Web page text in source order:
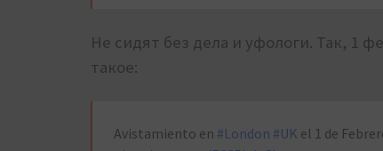
Не сидят без дела и уфологи. Так, 1
такое:
Avistamiento en #London #UK el 1 de